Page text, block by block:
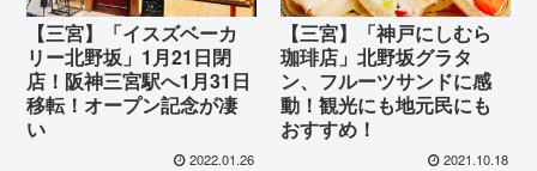
【三宮】「イスズベーカ
リー北野坂」1月21日閉
店！阪神三宮駅へ1月31日
移転！オープン記念が凄
い
2022.01.26
【三宮】「神戸にしむら
珈琲店」北野坂グラタ
ン、フルーツサンドに感
動！観光にも地元民にも
おすすめ！
2021.10.18